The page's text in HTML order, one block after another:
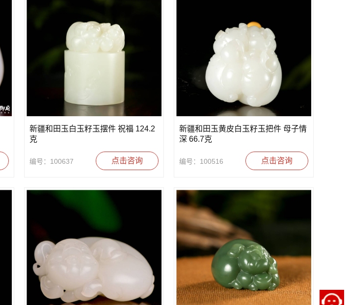
新疆和田玉白玉籽玉摆件 祝福 124.2
克
编号：100637 点击咨询
新疆和田玉黄皮白玉籽玉把件 母子情
深 66.7克
编号：100516 点击咨询